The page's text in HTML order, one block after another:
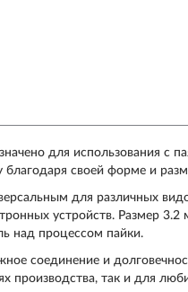
для использования с
своей форме и
для различных
устройств. Размер
над процессом пайки.
соединение и
производства, так и для